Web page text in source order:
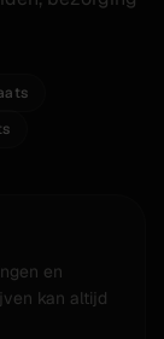
en
kan altijd